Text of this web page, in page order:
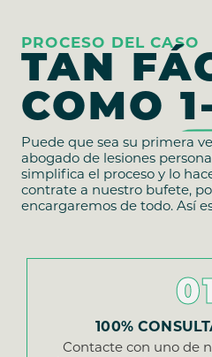
PROCESO DEL CASO
TAN
COMO
Puede que sea su primera
abogado de lesiones
simplifica el proceso y lo
contrate a nuestro bufete,
encargaremos de todo. Así
100%
Contacte con uno de